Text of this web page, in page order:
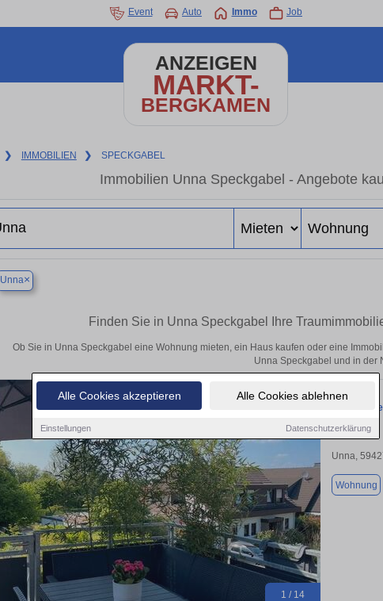
Alle Cookies akzeptieren Alle Cookies ablehnen
Einstellungen Datenschutzerklärung
Event Auto Immo Job
ANZEIGEN
MARKT-
BERGKAMEN
❯ IMMOBILIEN ❯ SPECKGABEL
Immobilien Unna Speckgabel - Angebote
Unna×
Finden Sie in Unna Speckgabel Ihre
Ob Sie in Unna Speckgabel eine Wohnung mieten, ein Haus kaufen oder eine
Unna Speckgabel und in der
1 / 14
Unna,
Wohnung